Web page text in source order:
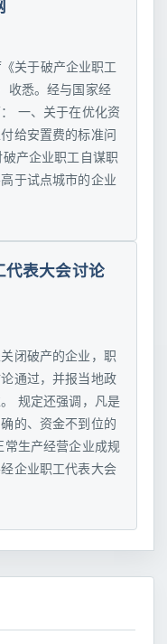
关于破产企业职工
收悉。经与国家经
一、关于在优化资
给安置费的标准问
产企业职工自谋职
于试点城市的企业
代表大会讨论
闭破产的企业，职
通过，并报当地政
规定还强调，凡是
的、资金不到位的
生产经营企业成规
企业职工代表大会